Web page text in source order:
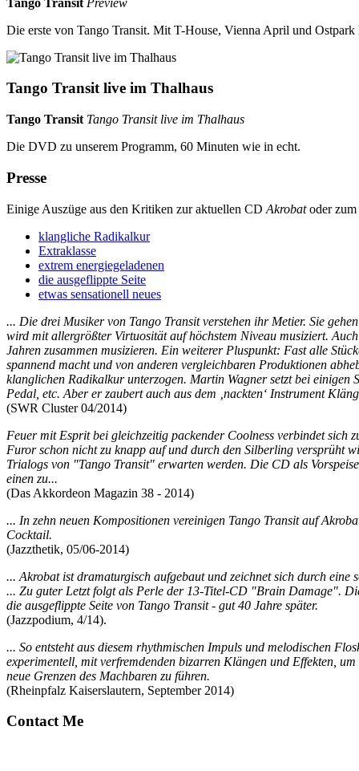
Die erste von Tango Transit. Mit T-House, Vienna April und Ostpark
Tango Transit live im Thalhaus
Tango Transit Tango Transit live im Thalhaus
Die DVD zu unserem Programm, 60 Minuten wie in echt.
Presse
Einige Auszüge aus den Kritiken zur aktuellen CD Akrobatoder
klangliche Radikalkur
Extraklasse
extrem energiegeladenen
die ausgeflippte Seite
etwas sensationell neues
... Die drei Musiker von Tango Transit verstehen ihr Metier. Sie
wird mit allergrößter Virtuosität auf höchstem Niveau musiziert.
Jahren zusammen musizieren. Ein weiterer Pluspunkt: Fast alle
spannend macht und von anderen vergleichbaren Produktionen
klanglichen Radikalkur unterzogen. Martin Wagner setzt bei einigen
Pedal, etc. Aber er zaubert auch aus dem ‚nackten‘ Instrument
(SWR Cluster 04/2014)
Feuer mit Esprit bei gleichzeitig packender Coolness verbindet
Furor schon nicht zu knapp auf und durch den Silberling versprüht
Trialogs von "Tango Transit" erwarten werden. Die CD als
einen zu...
(Das Akkordeon Magazin 38 - 2014)
... In zehn neuen Kompositionen vereinigen Tango Transit auf
Cocktail.
(Jazzthetik, 05/06-2014)
... Akrobat ist dramaturgisch aufgebaut und zeichnet sich durch
... Zu guter Letzt folgt als Perle der 13-Titel-CD "Brain Damage".
die ausgeflippte Seite von Tango Transit - gut 40 Jahre später.
(Jazzpodium, 4/14).
... So entsteht aus diesem rhythmischen Impuls und melodischen
experimentell, mit verfremdenden bizarren Klängen und Effekten,
neue Grenzen des Machbaren zu führen.
(Rheinpfalz Kaiserslautern, September 2014)
Contact Me